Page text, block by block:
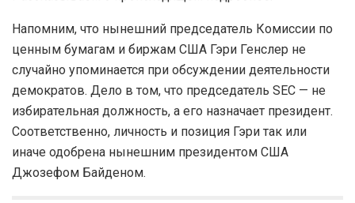
Напомним, что нынешний председатель Комиссии по
ценным бумагам и биржам США Гэри Генслер не
случайно упоминается при обсуждении деятельности
демократов. Дело в том, что председатель SEC — не
избирательная должность, а его назначает президент.
Соответственно, личность и позиция Гэри так или
иначе одобрена нынешним президентом США
Джозефом Байденом.